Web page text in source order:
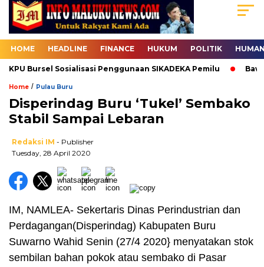
HOME HEADLINE FINANCE HUKUM POLITIK
Bursel Sosialisasi Penggunaan SIKADEKA Pemilu
Home / Pulau Buru
Disperindag Buru ‘Tukel’ Sembako
Stabil Sampai Lebaran
Redaksi IM - Publisher
Tuesday, 28 April 2020
IM, NAMLEA- Sekertaris Dinas Perindustrian dan
Perdagangan(Disperindag) Kabupaten Buru
Suwarno Wahid Senin (27/4 2020} menyatakan stok
sembilan bahan pokok atau sembako di Pasar